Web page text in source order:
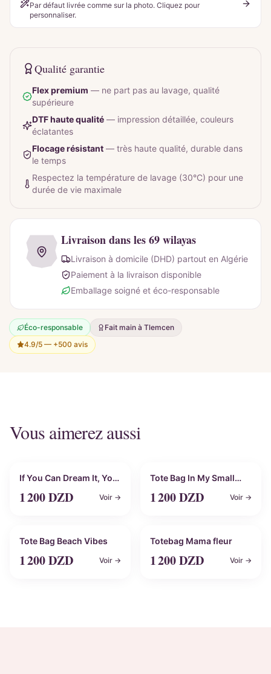
Par défaut livrée comme sur la photo. Cliquez pour
personnaliser.
Qualité garantie
Flex premium — ne part pas au lavage, qualité
supérieure
DTF haute qualité — impression détaillée, couleurs
éclatantes
Flocage résistant — très haute qualité, durable dans
le temps
Respectez la température de lavage (30°C) pour une
durée de vie maximale
Livraison dans les 69 wilayas
Livraison à domicile (DHD) partout en Algérie
Paiement à la livraison disponible
Emballage soigné et éco-responsable
Éco-responsable
Fait main à Tlemcen
4.9/5 — +500 avis
Vous aimerez aussi
Personnalisable
If You Can Dream It, You
1 200DZD Voir →
Personnalisable
Tote Bag In My Small
1 200DZD Voir →
Personnalisable
Tote Bag Beach Vibes
1 200DZD Voir →
Personnalisable
Totebag Mama fleur
1 200DZD Voir →